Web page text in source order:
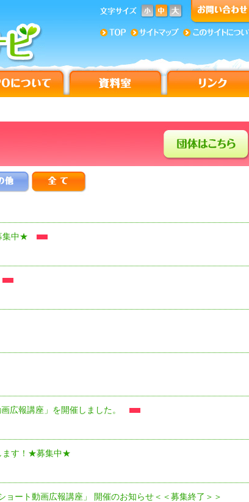
集中★
広報講座」を開催しました。
ます！★募集中★
ート動画広報講座」 開催のお知らせ＜＜募集終了＞＞